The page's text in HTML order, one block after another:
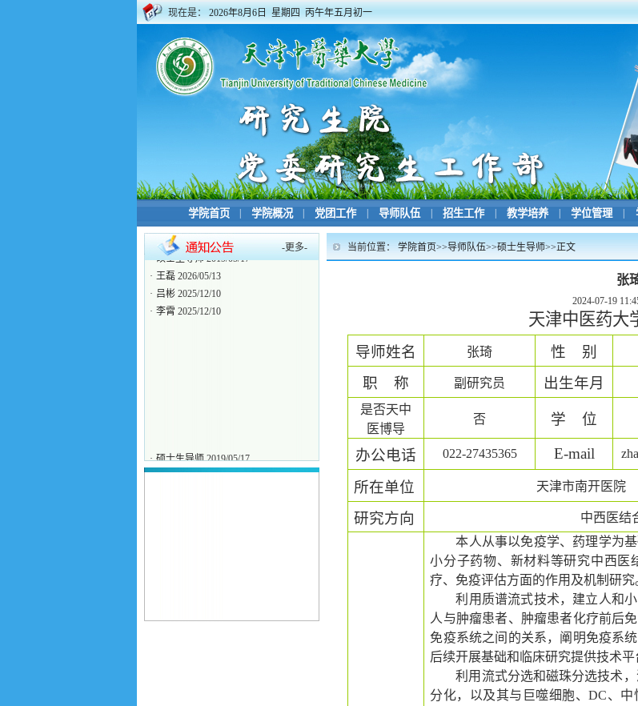
现在是： 2026年8月6日 星期四 丙午年五月初一
学院首页 学院概况 党团工作 导师队伍 招生工作 教学培养 学位管理
-更多-
硕士生导师
· 王磊 2026/05/13
· 吕彬 2025/12/10
· 李霄 2025/12/10
· 硕士生导师 2019/05/17
· 王磊 2026/05/13
当前位置： 学院首页>>导师队伍>>硕士生导师>>正文
张
2024-07-19
天津中医药大
导师姓名 张琦 性 别
职 称 副研究员 出生年月
是否天中
医博导
否 学 位
办公电话 022-27435365 E-mail
所在单位 天津市南开医院
研究方向 中西医结
本人从事以免疫学、药理学为
小分子药物、新材料等研究中西医
疗、免疫评估方面的作用及机制研究
利用质谱流式技术，建立人和
人与肿瘤患者、肿瘤患者化疗前后
免疫系统之间的关系，阐明免疫系
后续开展基础和临床研究提供技术平
利用流式分选和磁珠分选技术
分化，以及其与巨噬细胞、DC、中